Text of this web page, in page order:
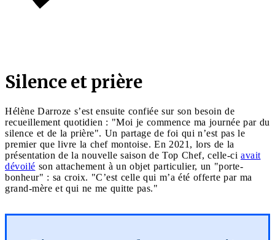
Silence et prière
Hélène Darroze s’est ensuite confiée sur son besoin de
recueillement quotidien : "Moi je commence ma journée par du
silence et de la prière". Un partage de foi qui n’est pas le
premier que livre la chef montoise. En 2021, lors de la
présentation de la nouvelle saison de Top Chef, celle-ci avait
dévoilé son attachement à un objet particulier, un "porte-
bonheur" : sa croix. "C’est celle qui m’a été offerte par ma
grand-mère et qui ne me quitte pas."